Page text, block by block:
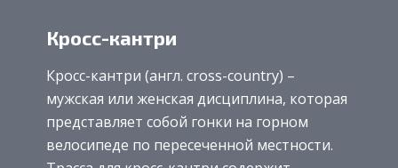
Кросс-кантри
Кросс-кантри (англ. cross-country) –
мужская или женская дисциплина, которая
представляет собой гонки на горном
велосипеде по пересеченной местности.